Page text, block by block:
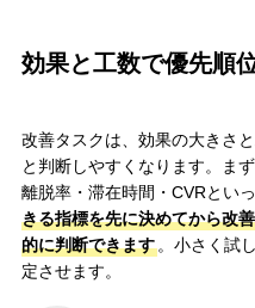
効果と工数で優先順
改善タスクは、効果の大きさ
と判断しやすくなります。ま
離脱率・滞在時間・CVRとい
きる指標を先に決めてから改
的に判断できます。小さく試
定させます。